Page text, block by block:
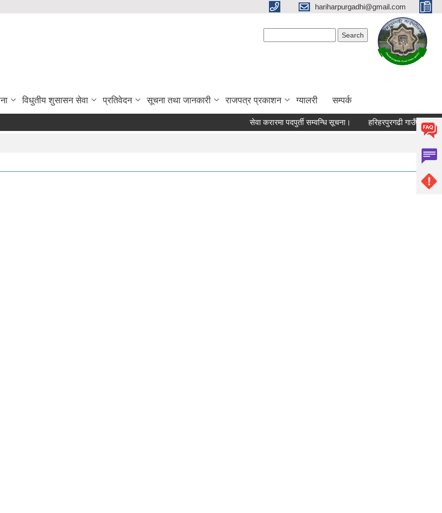
hariharpurgadhi@gmail.com
विधुतीय शुसासन सेवा प्रतिवेदन सूचना तथा जानकारी राजपत्र प्रकाशन ग्यालरी सम्पर्क
सेवा करारमा पदपुर्ती सम्वन्धि सूचना। हरिहरपुरगढी